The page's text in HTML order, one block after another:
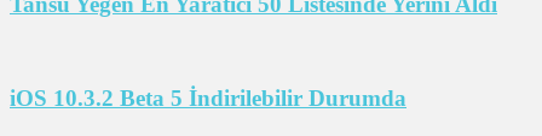
iOS 10.3.2 Beta 5 İndirilebilir Durumda